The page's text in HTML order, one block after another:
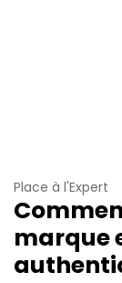
Place à l'Expert
marque